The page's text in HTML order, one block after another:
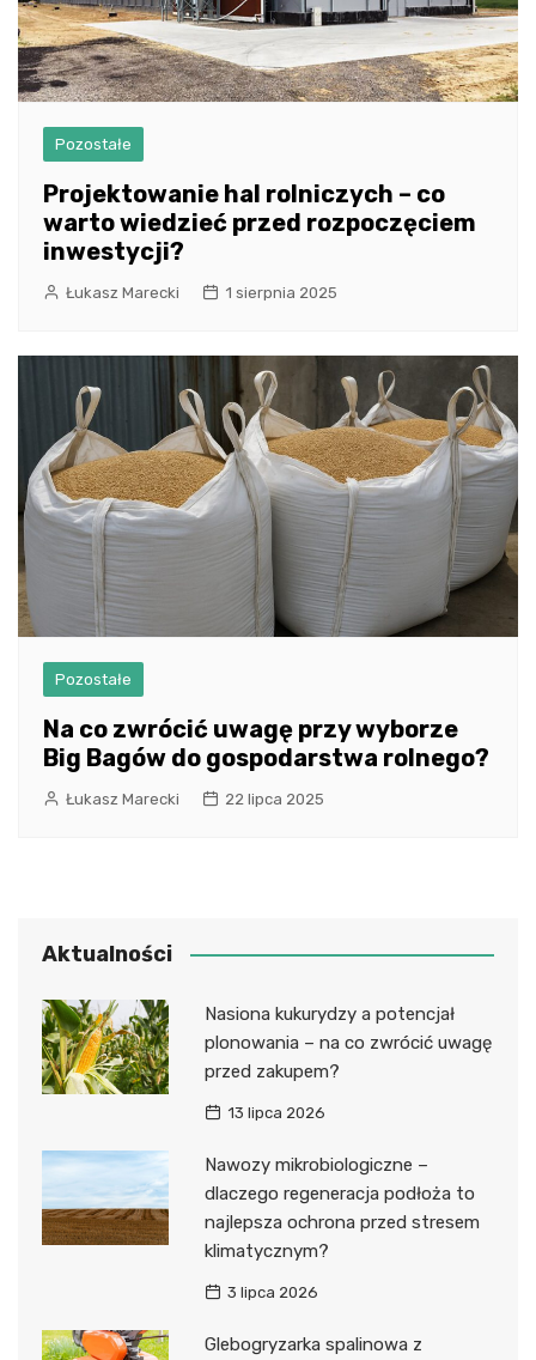
Pozostałe
Projektowanie hal rolniczych – co
warto wiedzieć przed rozpoczęciem
inwestycji?
Łukasz Marecki 1 sierpnia 2025
Pozostałe
Na co zwrócić uwagę przy wyborze
Big Bagów do gospodarstwa rolnego?
Łukasz Marecki 22 lipca 2025
Aktualności
Nasiona kukurydzy a potencjał
plonowania – na co zwrócić uwagę
przed zakupem?
13 lipca 2026
Nawozy mikrobiologiczne –
dlaczego regeneracja podłoża to
najlepsza ochrona przed stresem
klimatycznym?
3 lipca 2026
Glebogryzarka spalinowa z